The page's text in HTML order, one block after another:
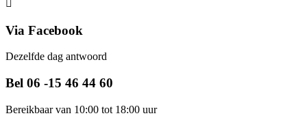
Via Facebook
Dezelfde dag antwoord
Bel 06 -15 46 44 60
Bereikbaar van 10:00 tot 18:00 uur